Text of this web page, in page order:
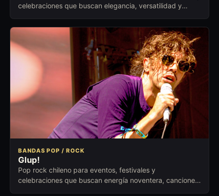
celebraciones que buscan elegancia, versatilidad y
BANDAS POP / ROCK
Glup!
Pop rock chileno para eventos, festivales y
celebraciones que buscan energía noventera, canciones